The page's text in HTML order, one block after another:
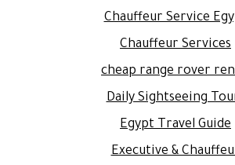
Chauffeur Service
Chauffeur Services
cheap range rover
Daily Sightseeing
Egypt Travel Guide
Executive &